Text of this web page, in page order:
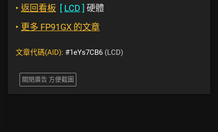
‣ 返回看板 [ LCD ] 硬體
‣ 更多 FP91GX 的文章
文章代碼(AID): #1eYs7CB6 (LCD)
關閉廣告 方便截圖